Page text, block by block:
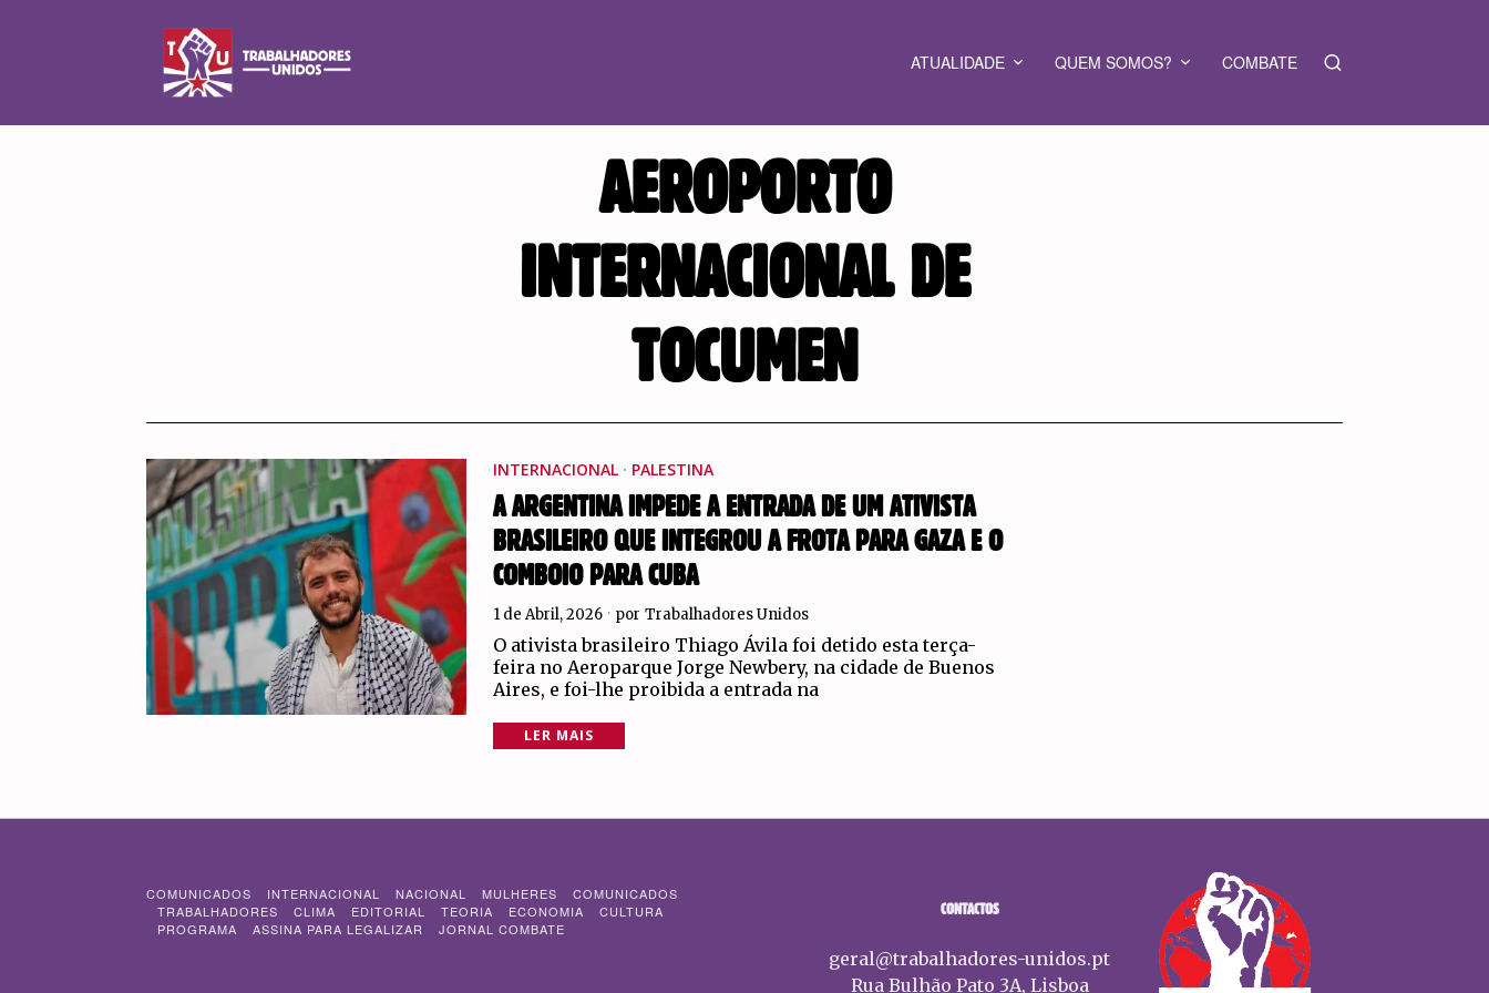
ATUALIDADE QUEM SOMOS? COMBATE
AEROPORTO
INTERNACIONAL DE
TOCUMEN
INTERNACIONAL · PALESTINA
A ARGENTINA IMPEDE A ENTRADA DE UM ATIVISTA
BRASILEIRO QUE INTEGROU A FROTA PARA GAZA E O
COMBOIO PARA CUBA
1 de Abril, 2026 por Trabalhadores Unidos
O ativista brasileiro Thiago Ávila foi detido esta terça-
feira no Aeroparque Jorge Newbery, na cidade de Buenos
Aires, e foi-lhe proibida a entrada na
LER MAIS
COMUNICADOS INTERNACIONAL NACIONAL MULHERES
COMUNICADOS
TRABALHADORES
CLIMA EDITORIAL TEORIA ECONOMIA
CULTURA
PROGRAMA
ASSINA PARA LEGALIZAR JORNAL COMBATE
CONTACTOS
geral@trabalhadores-unidos.pt
Rua Bulhão Pato 3A, Lisboa